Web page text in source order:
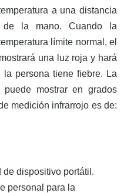
a una distancia
la mano. Cuando la
límite normal, el
una luz roja y hará
persona tiene fiebre. La
puede mostrar en grados
medición infrarrojo es de:
dispositivo portátil.
personal para la